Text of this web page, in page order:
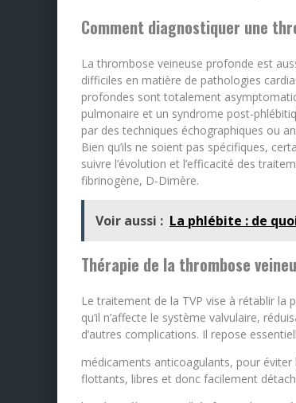
Comment diagnostiquer une
La thrombose veineuse profonde est
difficiles en matière de pathologies
profondes sont totalement
pulmonaire et un syndrome post-
par des techniques échographiques ou
Bien qu’ils ne soient pas spécifiques,
suivre l’évolution et l’efficacité des
fibrinogène, D-Dimère.
Voir aussi : La phlébite : de
Thérapie de la thrombose
Le traitement de la TVP vise à rétablir
qu’il n’affecte le système valvulaire,
d’autres complications. Il repose
médicaments anticoagulants, pour
flottants, libres et donc facilement